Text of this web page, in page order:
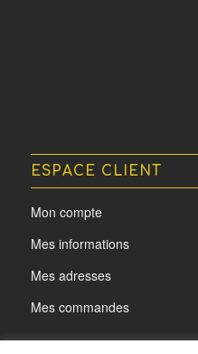
ESPACE CLIENT
Mon compte
Mes informations
Mes adresses
Mes commandes